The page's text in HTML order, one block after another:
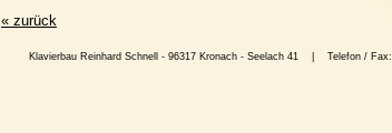
« zurück
Klavierbau Reinhard Schnell - 96317 Kronach - Seelach 41 | Telefon